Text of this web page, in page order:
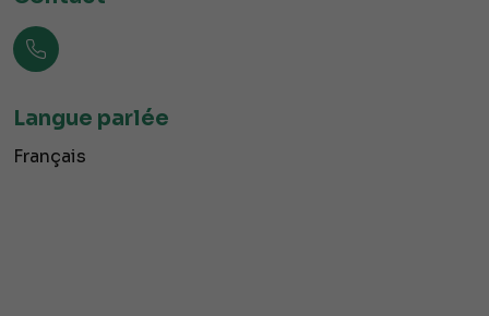
Langue parlée
Français